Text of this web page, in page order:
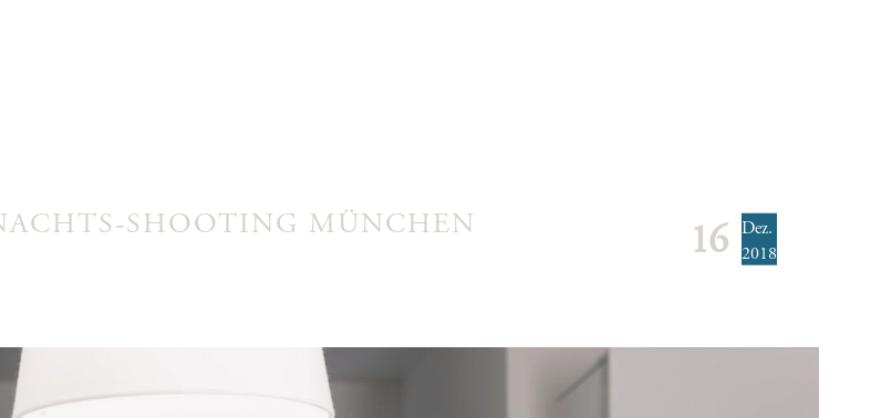
SHOOTING MÜNCHEN 16 Dez.
2018